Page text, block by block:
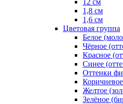
12 см
1,8 см
1,6 см
Цветовая группа
Белое
Чёрное
Красное
Синее
Оттенки
Желтое
Зелёное